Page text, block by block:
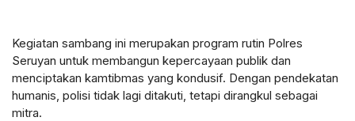
Kegiatan sambang ini merupakan program rutin Polres
Seruyan untuk membangun kepercayaan publik dan
menciptakan kamtibmas yang kondusif. Dengan pendekatan
humanis, polisi tidak lagi ditakuti, tetapi dirangkul sebagai
mitra.